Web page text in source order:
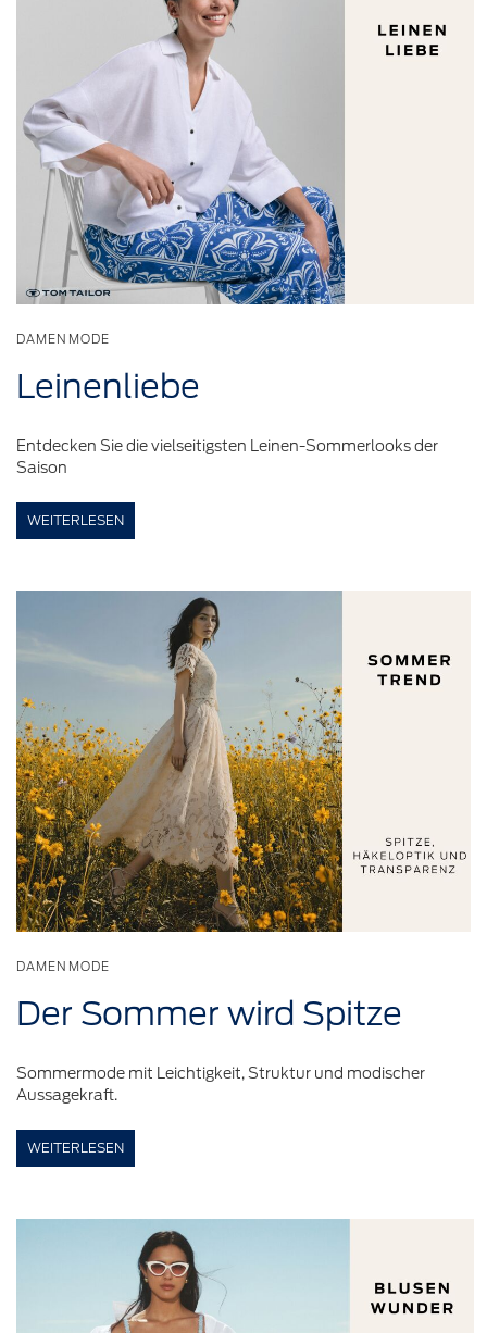
DAMENMODE
Leinenliebe
Entdecken Sie die vielseitigsten Leinen-Sommerlooks der
Saison
WEITERLESEN
DAMENMODE
Der Sommer wird Spitze
Sommermode mit Leichtigkeit, Struktur und modischer
Aussagekraft.
WEITERLESEN